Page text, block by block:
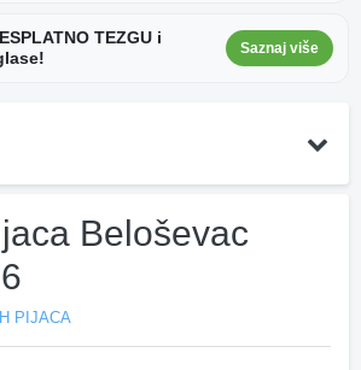
TEZGU i
Saznaj više
Beloševac
PIJACA